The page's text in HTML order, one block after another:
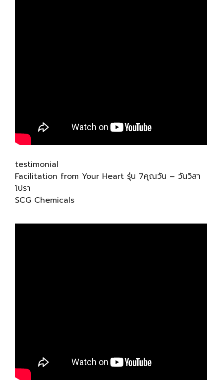
testimonial
Facilitation from Your Heart รุ่น 7คุณวัน – วันวิสา
โปรา
SCG Chemicals